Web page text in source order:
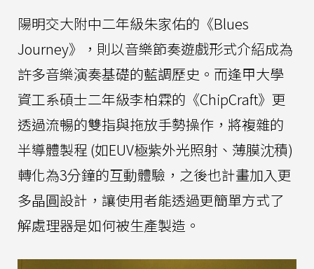
陽明交大附中二年級朱家佑的《Blues
Journey》，則以音樂節奏遊戲形式介紹成為
許多音樂演奏基礎的藍調歷史。而逢甲大學
資工系碩士二年級李柏霖的《ChipCraft》更
透過流暢的雙指與拖放手勢操作，將複雜的
半導體製程 (如EUV極紫外光照射、薄膜沈積)
轉化為3分鐘的互動體驗，之後也計畫加入更
多晶圓設計，讓使用者能透過更簡單方式了
解處理器是如何被生產製造。